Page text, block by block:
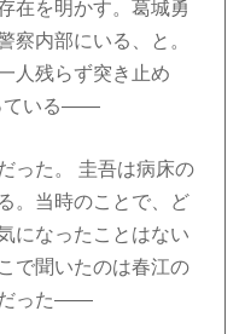
在を明かす。葛城勇
察内部にいる、と。
人残らず突き止め
ている――
った。 圭吾は病床の
。当時のことで、ど
になったことはない
で聞いたのは春江の
だった――